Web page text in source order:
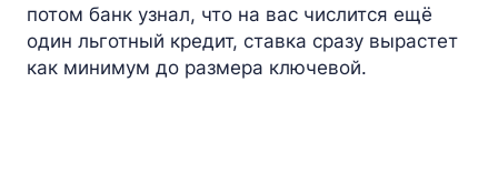
потом банк узнал, что на вас числится ещё
один льготный кредит, ставка сразу вырастет
как минимум до размера ключевой.